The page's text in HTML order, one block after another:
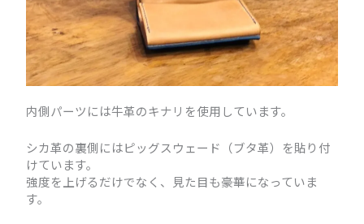
内側パーツには牛革のキナリを使用しています。
シカ革の裏側にはピッグスウェード（ブタ革）を貼り付
けています。
強度を上げるだけでなく、見た目も豪華になっていま
す。